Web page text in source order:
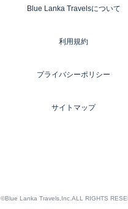
Blue Lanka Travelsについて
利用規約
プライバシーポリシー
サイトマップ
©Blue Lanka Travels,Inc.ALL RIGHTS